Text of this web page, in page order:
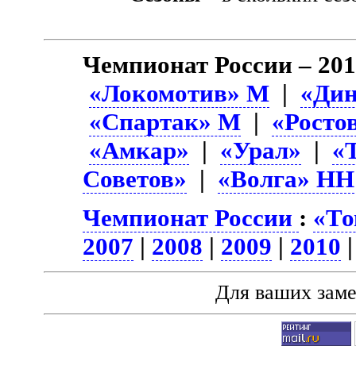
Чемпионат России –
«Локомотив» М |
«Спартак» М |
«Амкар» | «Урал» |
Советов» | «Волга» НН
Чемпионат России :
2007 | 2008 | 2009 | 2010
Для ваших